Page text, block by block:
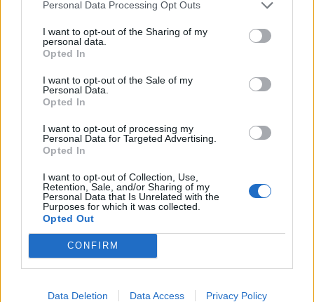
Personal Data Processing Opt Outs
I want to opt-out of the Sharing of my
personal data.
Opted In
I want to opt-out of the Sale of my
Personal Data.
Opted In
I want to opt-out of processing my
Personal Data for Targeted Advertising.
Opted In
I want to opt-out of Collection, Use,
Retention, Sale, and/or Sharing of my
Personal Data that Is Unrelated with the
Purposes for which it was collected.
Opted Out
CONFIRM
Data Deletion Data Access Privacy Policy
3) Μπρέτας Σωτήριος (Α.Σ. Άκρατος Βόλου)
συμμετοχές)
1) Βολικάκης Χρήστος (Π.Ο.Η. Κάστρο)
2) Καλογερόπουλος Ιωάννης (Π.Ο. Πατρών)
3) Σηφάκης Παναγιώτης (Π.Σ. Κρόνος Νίκαιας)
• Ομαδικό σπριντ (7 συμμετοχές)
1) Α.Σ. Άκρατος Βόλου
2) Π.Σ. Κρόνος Νίκαιας
3) Σπαρτιατικός Γ.Σ.
• Αγώνας Πόντων (24 συμμετοχές)
1) Καράτζιος Γεώργιος (Π.Σ. Κρόνος Νίκαιας)